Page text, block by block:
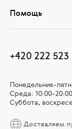
Помощь
+420 222 523
Понедельник-
Среда: 10:00-20:00
Суббота,
Доставляем